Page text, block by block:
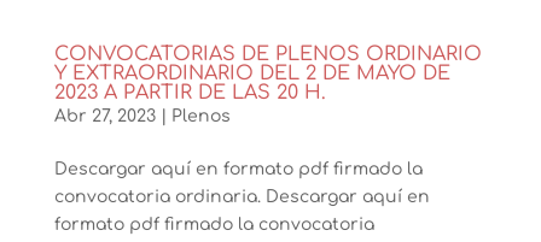
CONVOCATORIAS DE PLENOS ORDINARIO
Y EXTRAORDINARIO DEL 2 DE MAYO DE
2023 A PARTIR DE LAS 20 H.
Abr 27, 2023| Plenos
Descargar aquí en formato pdf firmado la
convocatoria ordinaria. Descargar aquí en
formato pdf firmado la convocatoria